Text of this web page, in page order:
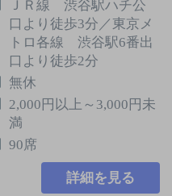
ＪＲ線 渋谷駅ハチ公
口より徒歩3分／東京メ
トロ各線 渋谷駅6番出
口より徒歩2分
無休
2,000円以上～3,000円未
満
90席
詳細を見る